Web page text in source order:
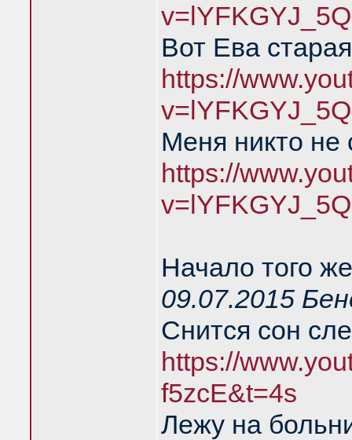
Вот Ева
https://
Меня никто
https://
Начало того
09.07.2015
Снится сон
https://
f5zcE&t=4s
Лежу на